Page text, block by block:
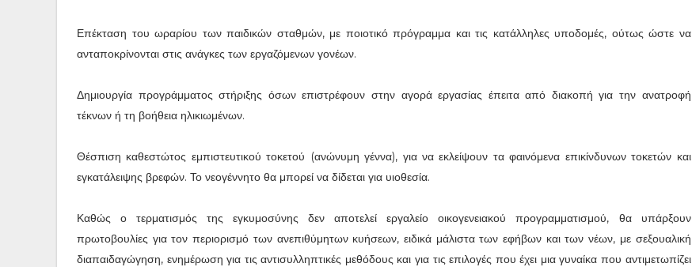
Επέκταση του ωραρίου των παιδικών σταθμών, με ποιοτικό πρόγραμμα και τις κατάλληλες υποδομές, ούτως ώστε να
ανταποκρίνονται στις ανάγκες των εργαζόμενων γονέων.
Δημιουργία προγράμματος στήριξης όσων επιστρέφουν στην αγορά εργασίας έπειτα από διακοπή για την ανατροφή
τέκνων ή τη βοήθεια ηλικιωμένων.
Θέσπιση καθεστώτος εμπιστευτικού τοκετού (ανώνυμη γέννα), για να εκλείψουν τα φαινόμενα επικίνδυνων τοκετών και
εγκατάλειψης βρεφών. Το νεογέννητο θα μπορεί να δίδεται για υιοθεσία.
Καθώς ο τερματισμός της εγκυμοσύνης δεν αποτελεί εργαλείο οικογενειακού προγραμματισμού, θα υπάρξουν
πρωτοβουλίες για τον περιορισμό των ανεπιθύμητων κυήσεων, ειδικά μάλιστα των εφήβων και των νέων, με σεξουαλική
διαπαιδαγώγηση, ενημέρωση για τις αντισυλληπτικές μεθόδους και για τις επιλογές που έχει μια γυναίκα που αντιμετωπίζει